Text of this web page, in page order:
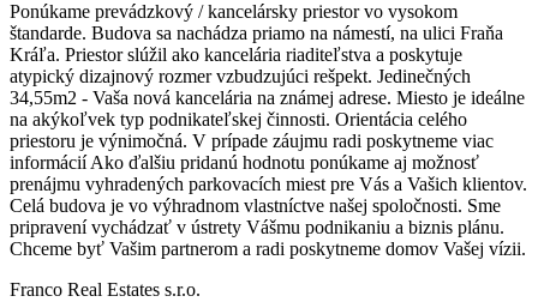
Ponúkame prevádzkový / kancelársky priestor vo vysokom
štandarde. Budova sa nachádza priamo na námestí, na ulici Fraňa
Kráľa. Priestor slúžil ako kancelária riaditeľstva a poskytuje
atypický dizajnový rozmer vzbudzujúci rešpekt. Jedinečných
34,55m2 - Vaša nová kancelária na známej adrese. Miesto je ideálne
na akýkoľvek typ podnikateľskej činnosti. Orientácia celého
priestoru je výnimočná. V prípade záujmu radi poskytneme viac
informácií Ako ďalšiu pridanú hodnotu ponúkame aj možnosť
prenájmu vyhradených parkovacích miest pre Vás a Vašich klientov.
Celá budova je vo výhradnom vlastníctve našej spoločnosti. Sme
pripravení vychádzať v ústrety Vášmu podnikaniu a biznis plánu.
Chceme byť Vašim partnerom a radi poskytneme domov Vašej vízii.
Franco Real Estates s.r.o.